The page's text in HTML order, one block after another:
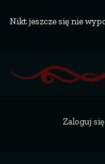
Nikt jeszcze się nie
Zaloguj się